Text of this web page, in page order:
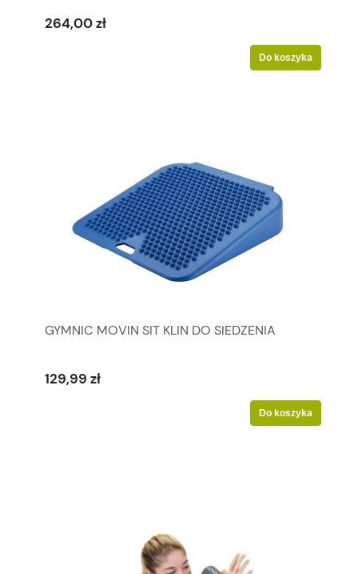
264,00 zł
Do koszyka
GYMNIC MOVIN SIT KLIN DO SIEDZENIA
129,99 zł
Do koszyka